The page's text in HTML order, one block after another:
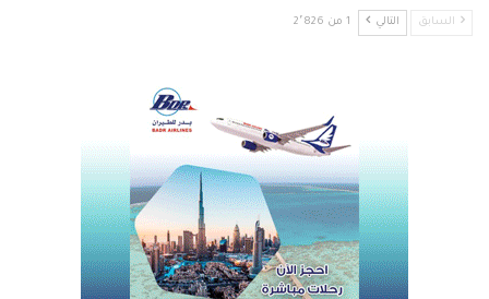
السابق التالي 1 من 2٬826